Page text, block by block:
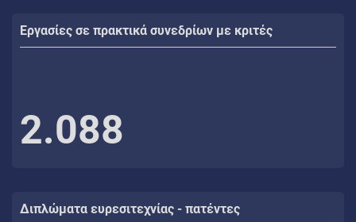
Εργασίες σε πρακτικά συνεδρίων με κριτές
2.088
Διπλώματα ευρεσιτεχνίας - πατέντες